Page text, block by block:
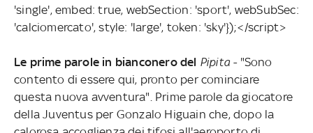
'single', embed: true, webSection: 'sport', webSubSec:
'calciomercato', style: 'large', token: 'sky'});</script>
Le prime parole in bianconero del Pipita - "Sono
contento di essere qui, pronto per cominciare
questa nuova avventura". Prime parole da giocatore
della Juventus per Gonzalo Higuain che, dopo la